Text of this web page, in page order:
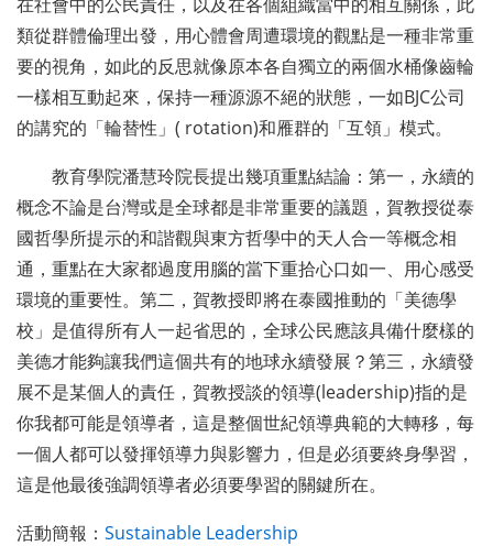
類從群體倫理出發，用心體會周遭環境的觀點是一種非常重
要的視角，如此的反思就像原本各自獨立的兩個水桶像齒輪
一樣相互動起來，保持一種源源不絕的狀態，一如BJC公司
的講究的「輪替性」( rotation)和雁群的「互領」模式。
教育學院潘慧玲院長提出幾項重點結論：第一，永續的
概念不論是台灣或是全球都是非常重要的議題，賀教授從泰
國哲學所提示的和諧觀與東方哲學中的天人合一等概念相
通，重點在大家都過度用腦的當下重拾心口如一、用心感受
環境的重要性。第二，賀教授即將在泰國推動的「美德學
校」是值得所有人一起省思的，全球公民應該具備什麼樣的
美德才能夠讓我們這個共有的地球永續發展？第三，永續發
展不是某個人的責任，賀教授談的領導(leadership)指的是
你我都可能是領導者，這是整個世紀領導典範的大轉移，每
一個人都可以發揮領導力與影響力，但是必須要終身學習，
這是他最後強調領導者必須要學習的關鍵所在。
活動簡報： Sustainable Leadership